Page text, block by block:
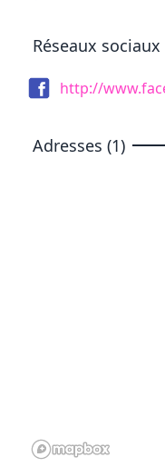
Réseaux sociaux
http://
Adresses (1)